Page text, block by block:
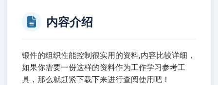
内容介绍
锻件的组织性能控制很实用的资料,内容比较详细，
如果你需要一份这样的资料作为工作学习参考工
具，那么就赶紧下载下来进行查阅使用吧！